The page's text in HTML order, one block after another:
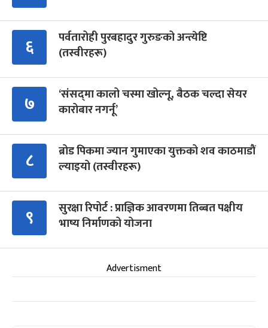
६
पर्वतारोही पुरबहादुर गुरुङको अन्त्येष्टि
(तस्वीरहरू)
७
‘संसद्‍मा कालो चस्मा खोल्नू, बैठक चल्दा सेयर
कारोबार नगर्नू’
८
ब्रोड पिकमा ज्यान गुमाएका युक्तको शव काठमाडौं
ल्याइयो (तस्वीरहरू)
९
सुरक्षा रिपोर्ट : प्राज्ञिक आवरणमा तिब्बत पक्षीय
भाष्य निर्माणको योजना
Advertisment